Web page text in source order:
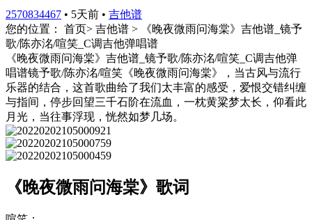
2570834467 • 5天前 • 吉他谱
您的位置： 首页> 吉他谱 > 《晚夜微雨问海棠》吉他谱_镜予
歌/陈亦洺/喧笑_C调吉他弹唱谱
《晚夜微雨问海棠》吉他谱_镜予歌/陈亦洺/喧笑_C调吉他弹
唱谱镜予歌/陈亦洺/喧笑《晚夜微雨问海棠》，当古风与流行
乐器的结合，这首歌曲给了我们太丰富的感受，爱恨交错纠缠
与指间，停步回望三千石阶在流血，一枕黄粱梦太长，仰看此
月光，当往事浮现，恍然如梦几场。
《晚夜微雨问海棠》歌词